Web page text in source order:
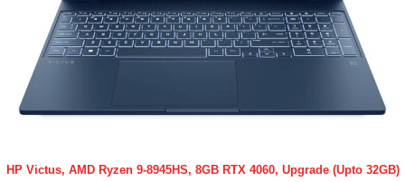
HP Victus, AMD Ryzen 9-8945HS, 8GB RTX 4060, Upgrade (Upto 32GB)